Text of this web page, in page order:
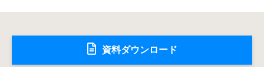
資料ダウンロード